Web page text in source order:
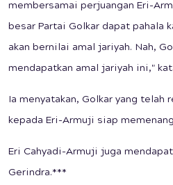
membersamai perjuangan Eri-
besar Partai Golkar dapat pahala
akan bernilai amal jariyah. Nah,
mendapatkan amal jariyah ini,"
Ia menyatakan, Golkar yang telah
kepada Eri-Armuji siap
Eri Cahyadi-Armuji juga
Gerindra.***